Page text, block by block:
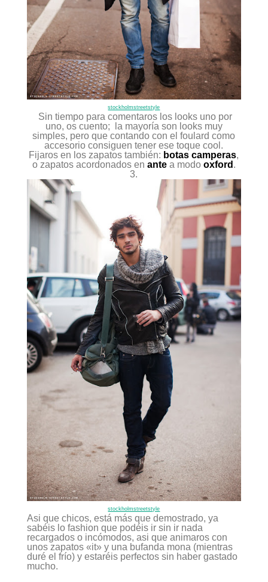
stockholmstreetstyle
Sin tiempo para comentaros los looks uno por
uno, os cuento; la mayoría son looks muy
simples, pero que contando con el foulard como
accesorio consiguen tener ese toque cool.
Fijaros en los zapatos también: botas camperas,
o zapatos acordonados en antea modooxford .
3.
stockholmstreetstyle
Asi que chicos, está más que demostrado, ya
sabéis lo fashion que podéis ir sin ir nada
recargados o incómodos, asi que animaros con
unos zapatos «it» y una bufanda mona (mientras
duré el frío) y estaréis perfectos sin haber gastado
mucho.